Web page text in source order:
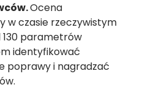
Ocena
w czasie rzeczywistym
parametrów
identyfikować
poprawy i nagradzać